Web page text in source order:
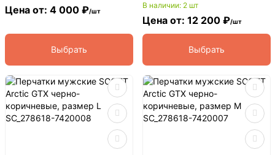
Цена от: 4 000 ₽/шт
Выбрать
В наличии: 2 шт
Цена от: 12 200 ₽/шт
Выбрать